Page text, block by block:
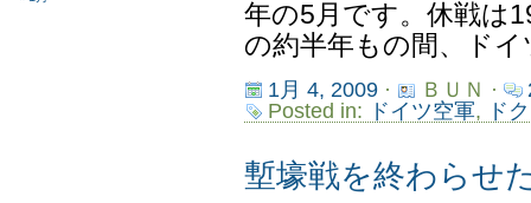
年の5月です。休戦は
の約半年もの間、ド
1月 4, 2009· ＢＵＮ ·
Posted in:
ドイツ空軍, ド
塹壕戦を終わらせ